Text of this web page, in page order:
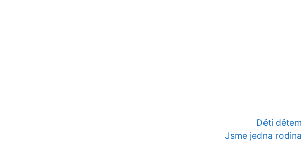
Děti dětem
Jsme jedna rodina